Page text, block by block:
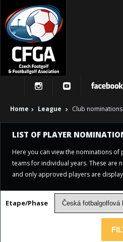
Home League Club nominations
LIST OF PLAYER
Here you can view the nominations
teams for individual years. These are
and only approved players are
Etape/Phase